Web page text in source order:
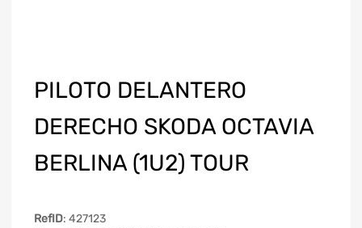
PILOTO DELANTERO
DERECHO SKODA OCTAVIA
BERLINA (1U2) TOUR
RefID: 427123